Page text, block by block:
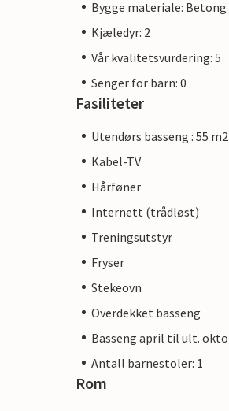
Bygge materiale: Betong
Kjæledyr: 2
Vår kvalitetsvurdering: 5
Senger for barn: 0
Fasiliteter
Utendørs basseng : 55 m2
Kabel-TV
Hårføner
Internett (trådløst)
Treningsutstyr
Fryser
Stekeovn
Overdekket basseng
Basseng april til ult.
Antall barnestoler: 1
Rom